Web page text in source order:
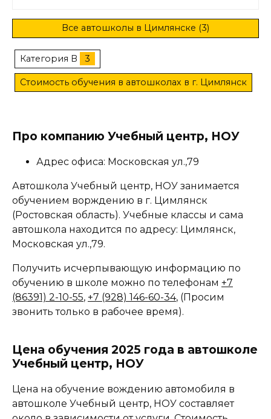
Все автошколы в Цимлянске (3)
Категория B 3
Стоимость обучения в автошколах в г. Цимлянск
Про компанию Учебный центр, НОУ
Адрес офиса: Московская ул.,79
Автошкола Учебный центр, НОУ занимается
обучением ворждению в г. Цимлянск
(Ростовская область). Учебные классы и сама
автошкола находится по адресу: Цимлянск,
Московская ул.,79.
Получить исчерпывающую информацию по
обучению в школе можно по телефонам +7
(86391) 2-10-55, +7 (928) 146-60-34, (Просим
звонить только в рабочее время).
Цена обучения 2025 года в автошколе
Учебный центр, НОУ
Цена на обучение вождению автомобиля в
автошколе Учебный центр, НОУ составляет